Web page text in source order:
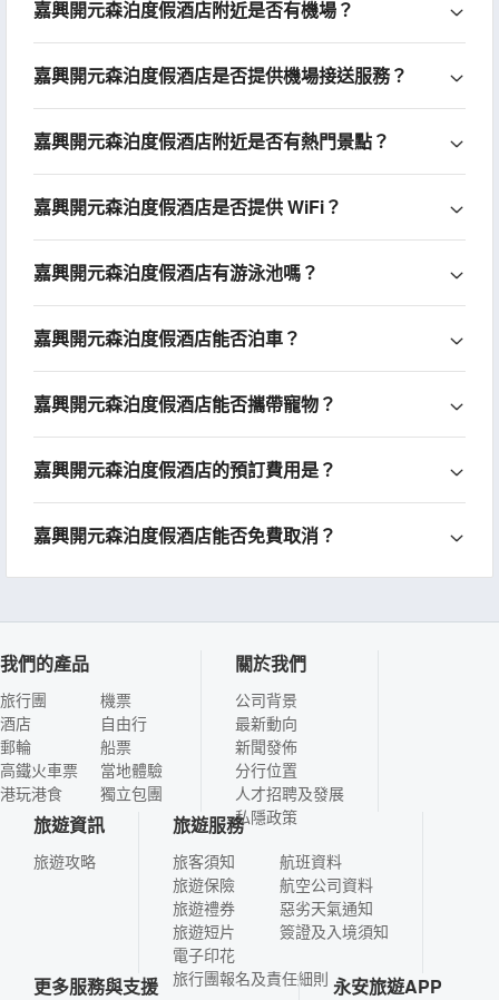
嘉興開元森泊度假酒店附近是否有機場？
嘉興開元森泊度假酒店是否提供機場接送服務？
嘉興開元森泊度假酒店附近是否有熱門景點？
嘉興開元森泊度假酒店是否提供 WiFi？
嘉興開元森泊度假酒店有游泳池嗎？
嘉興開元森泊度假酒店能否泊車？
嘉興開元森泊度假酒店能否攜帶寵物？
嘉興開元森泊度假酒店的預訂費用是？
嘉興開元森泊度假酒店能否免費取消？
我們的產品
旅行團
酒店
郵輪
高鐵火車票
港玩港食
機票
自由行
船票
當地體驗
獨立包團
關於我們
公司背景
最新動向
新聞發佈
分行位置
人才招聘及發展
私隱政策
旅遊資訊
旅遊攻略
旅遊服務
旅客須知
旅遊保險
旅遊禮券
旅遊短片
電子印花
航班資料
航空公司資料
惡劣天氣通知
簽證及入境須知
旅行團報名及責任細則
更多服務與支援 永安旅遊APP